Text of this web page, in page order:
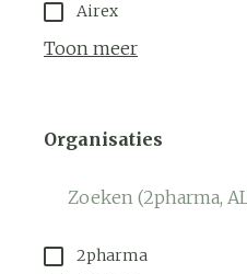
Airex
Toon meer
Organisaties
2pharma